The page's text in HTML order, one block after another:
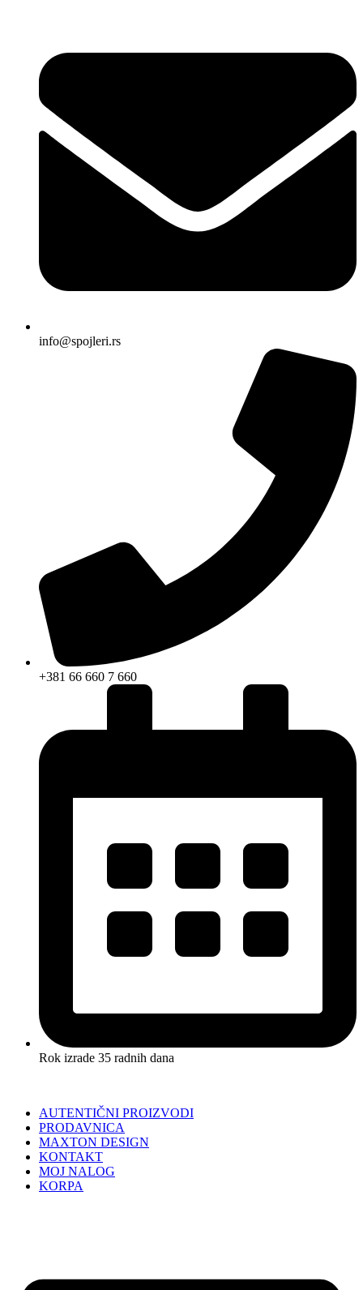
info@spojleri.rs
+381 66 660 7 660
Rok izrade 35 radnih dana
AUTENTIČNI PROIZVODI
PRODAVNICA
MAXTON DESIGN
KONTAKT
MOJ NALOG
KORPA